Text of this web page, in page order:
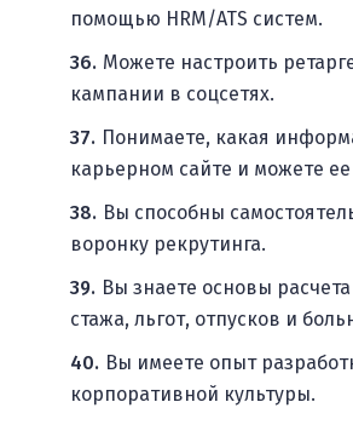
помощью HRM/ATS систем.
Можете настроить
кампании в соцсетях.
Понимаете, какая
карьерном сайте и можете
Вы способны
воронку рекрутинга.
Вы знаете основы
стажа, льгот, отпусков и
Вы имеете опыт
корпоративной культуры.